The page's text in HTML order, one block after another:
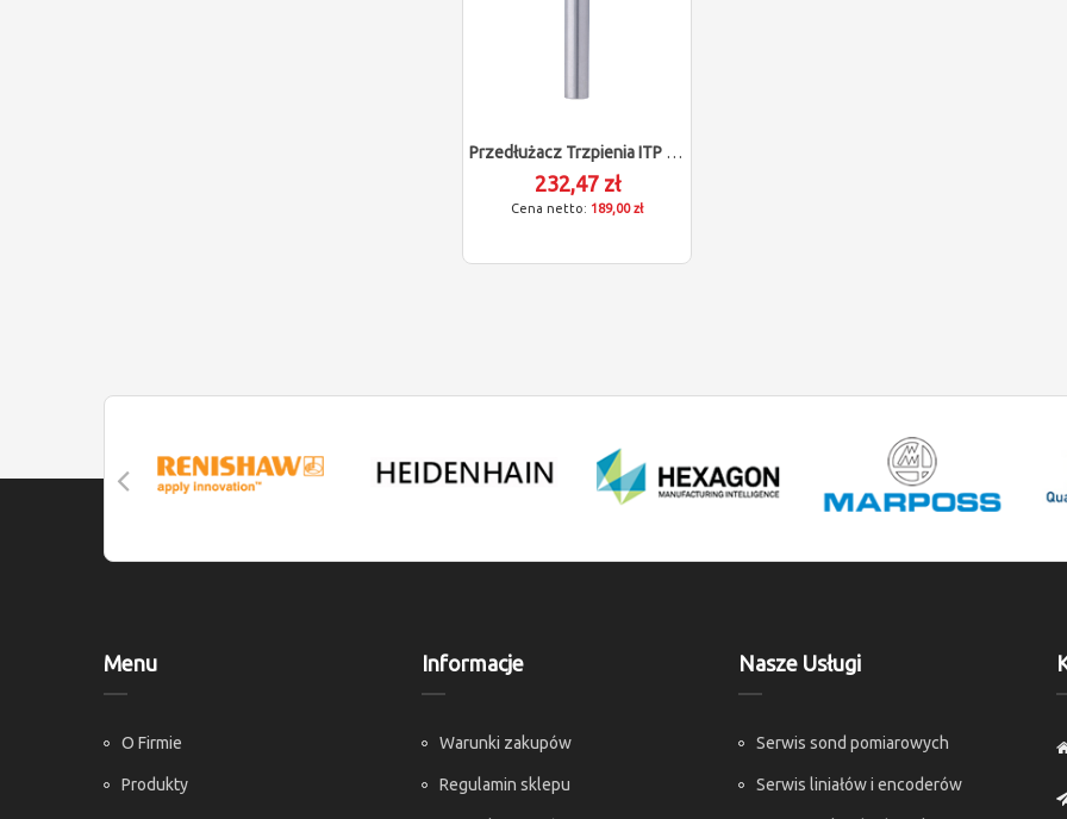
Przedłużacz Trzpienia ITP Dla Zeiss 602030-9055-000
232,47 zł
189,00 zł
Menu
O Firmie
Produkty
Informacje
Warunki zakupów
Regulamin sklepu
Nasze Usługi
Serwis sond pomiarowych
Serwis liniałów i encoderów